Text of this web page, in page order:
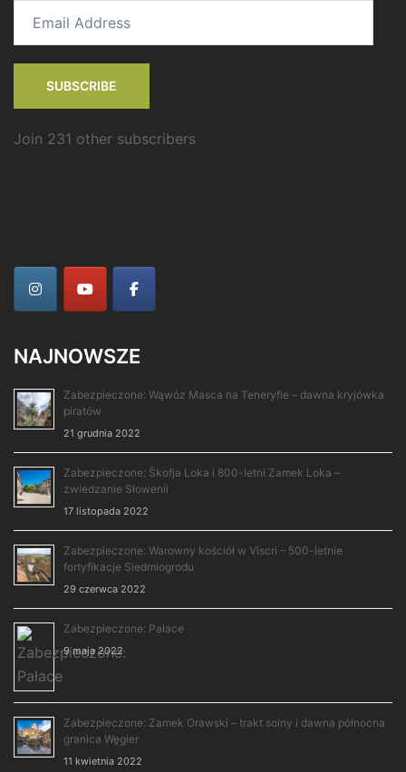
Address
SUBSCRIBE
Join 231 other subscribers
NAJNOWSZE
Zabezpieczone: Wąwóz Masca na Teneryfie – dawna kryjówka
piratów
21 grudnia 2022
Zabezpieczone: Škofja Loka i 800-letni Zamek Loka –
zwiedzanie Słowenii
17 listopada 2022
Zabezpieczone: Warowny kościół w Viscri – 500-letnie
fortyfikacje Siedmiogrodu
29 czerwca 2022
Zabezpieczone: Pałace
9 maja 2022
Zabezpieczone: Zamek Orawski – trakt solny i dawna północna
granica Węgier
11 kwietnia 2022